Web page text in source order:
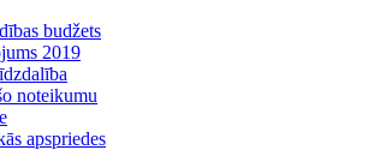
budžets
2019
noteikumu
apspriedes